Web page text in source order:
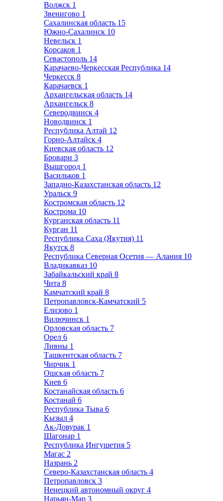
Волжск 1
Звенигово 1
Сахалинская область 15
Южно-Сахалинск 10
Невельск 1
Корсаков 1
Севастополь 14
Карачаево-Черкесская Республика 14
Черкесск 8
Карачаевск 1
Архангельская область 14
Архангельск 8
Северодвинск 4
Новодвинск 1
Республика Алтай 12
Горно-Алтайск 4
Киевская область 12
Бровари 3
Вышгород 1
Васильков 1
Западно-Казахстанская область 12
Уральск 9
Костромская область 12
Кострома 10
Курганская область 11
Курган 11
Республика Саха (Якутия) 11
Якутск 8
Республика Северная Осетия — Алания 10
Владикавказ 10
Забайкальский край 8
Чита 8
Камчатский край 8
Петропавловск-Камчатский 5
Елизово 1
Вилючинск 1
Орловская область 7
Орел 6
Ливны 1
Ташкентская область 7
Чирчик 1
Ошская область 7
Киев 6
Костанайская область 6
Костанай 6
Республика Тыва 6
Кызыл 4
Ак-Довурак 1
Шагонар 1
Республика Ингушетия 5
Магас 2
Назрань 2
Северо-Казахстанская область 4
Петропавловск 3
Ненецкий автономный округ 4
Нарьян-Мар 3